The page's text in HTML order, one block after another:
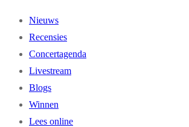
Nieuws
Recensies
Concertagenda
Livestream
Blogs
Winnen
Lees online